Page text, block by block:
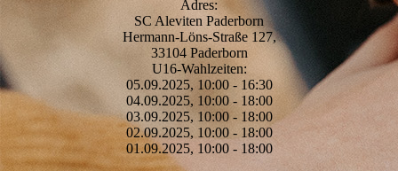
Adres:
SC Aleviten Paderborn
Hermann-Löns-Straße 127,
33104 Paderborn
U16-Wahlzeiten:
05.09.2025, 10:00 - 16:30
04.09.2025, 10:00 - 18:00
03.09.2025, 10:00 - 18:00
02.09.2025, 10:00 - 18:00
01.09.2025, 10:00 - 18:00